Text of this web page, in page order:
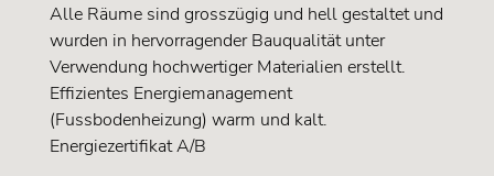
Alle Räume sind grosszügig und hell gestaltet und
wurden in hervorragender Bauqualität unter
Verwendung hochwertiger Materialien erstellt.
Effizientes Energiemanagement
(Fussbodenheizung) warm und kalt.
Energiezertifikat A/B